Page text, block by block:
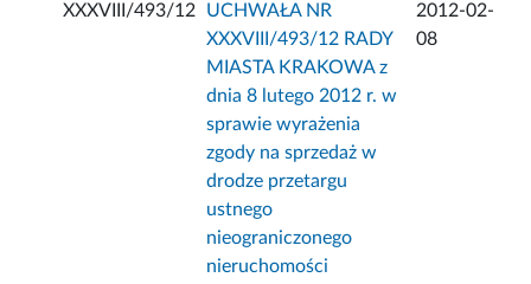
XXXVIII/493/12
UCHWAŁA NR
XXXVIII/493/12 RADY
MIASTA KRAKOWA z
dnia 8 lutego 2012 r. w
sprawie wyrażenia
zgody na sprzedaż w
drodze przetargu
ustnego
nieograniczonego
nieruchomości
2012-02-
08